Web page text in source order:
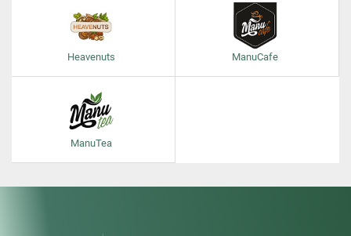
Heavenuts ManuCafe
ManuTea